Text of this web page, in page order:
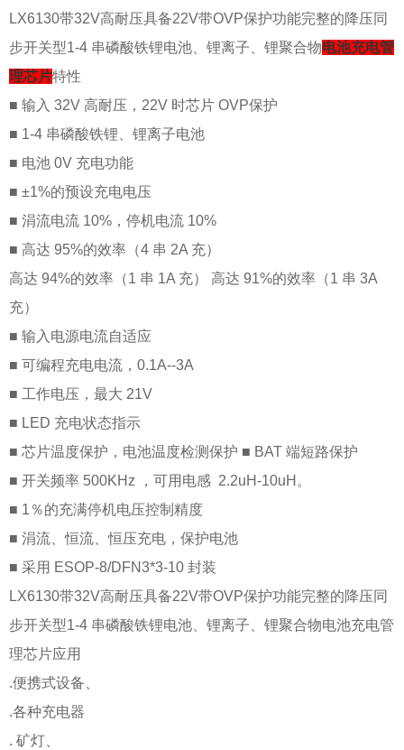
LX6130带32V高耐压具备22V带OVP保护功能完整的降压同
步开关型1-4 串磷酸铁锂电池、锂离子、锂聚合物电池充电管
理芯片特性
■ 输入 32V 高耐压，22V 时芯片 OVP保护
■ 1-4 串磷酸铁锂、锂离子电池
■ 电池 0V 充电功能
■ ±1%的预设充电电压
■ 涓流电流 10%，停机电流 10%
■ 高达 95%的效率（4 串 2A 充）
高达 94%的效率（1 串 1A 充） 高达 91%的效率（1 串 3A
充）
■ 输入电源电流自适应
■ 可编程充电电流，0.1A--3A
■ 工作电压，最大 21V
■ LED 充电状态指示
■ 芯片温度保护，电池温度检测保护 ■ BAT 端短路保护
■ 开关频率 500KHz ，可用电感 2.2uH-10uH。
■ 1％的充满停机电压控制精度
■ 涓流、恒流、恒压充电，保护电池
■ 采用 ESOP-8/DFN3*3-10 封装
LX6130带32V高耐压具备22V带OVP保护功能完整的降压同
步开关型1-4 串磷酸铁锂电池、锂离子、锂聚合物电池充电管
理芯片应用
.便携式设备、
.各种充电器
. 矿灯、